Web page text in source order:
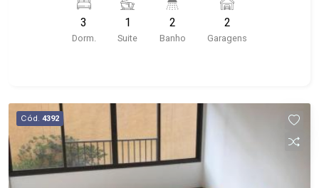
vagas de garagem; Condomínio conta com
portaria 24horas, piscina, salão de festas e
varanda gourmet. De frente ao novo Assaí
3
Dorm.
1
Suite
2
Banho
2
Garagens
Cód. 4392